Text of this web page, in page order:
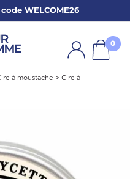
WELCOME26
0
à moustache > Cire à